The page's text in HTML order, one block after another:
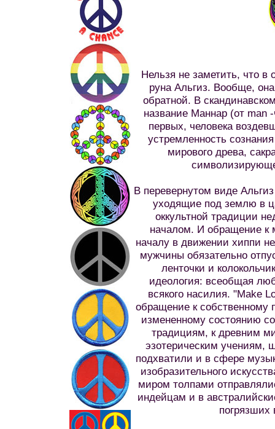
Нельзя не заметить, что в
руна Альгиз. Вообще,
обратной. В
название Маннар (от man
первых, человека
устремленность
мирового древа,
В перевернутом виде
уходящие под землю в
оккультной традиции
началом. И обращение к
началу в движении хиппи
мужчины обязательно
ленточки и
идеология: всеобщая
всякого насилия. "Make
обращение к собственному
измененному состоянию
традициям, к древним
эзотерическим учениям,
подхватили и в сфере
изобразительного
миром толпами
индейцам и в
погрязших